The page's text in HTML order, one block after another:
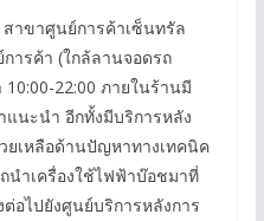
สาขาศูนย์การค้าเซ็นทรัล
ารค้า (ใกล้ลานจอดรถ
22:00 ภายในร้านมี
นะนำ อีกทั้งมีบริการหลัง
ยเหลือด้านปัญหาทางเทคนิค
นำเครื่องใช้ไฟฟ้าบ๊อชมาที่
อไปยังศูนย์บริการหลังการ